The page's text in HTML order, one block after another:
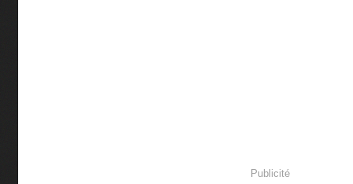
Publicité